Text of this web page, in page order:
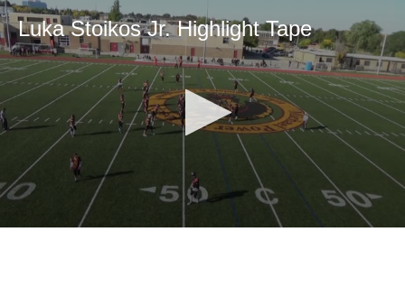
Luka Stoikos Jr. Highlight Tape